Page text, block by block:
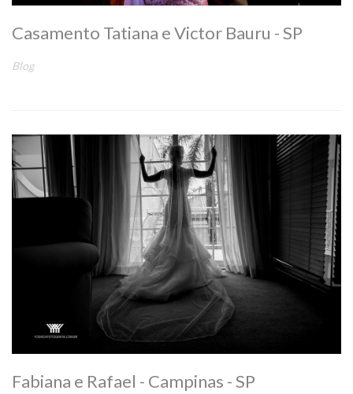
Casamento Tatiana e Victor Bauru - SP
Blog
Fabiana e Rafael - Campinas - SP